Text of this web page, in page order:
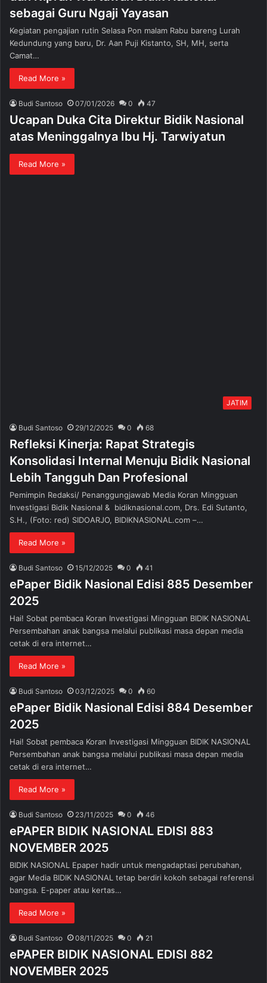
sebagai Guru Ngaji Yayasan
Kegiatan pengajian rutin Selasa Pon malam Rabu bareng Lurah
Kedundung yang baru, Dr. Aan Puji Kistanto, SH, MH, serta
Camat…
Read More »
Budi Santoso 07/01/2026 0 47
Ucapan Duka Cita Direktur Bidik Nasional
atas Meninggalnya Ibu Hj. Tarwiyatun
Read More »
JATIM
Budi Santoso 29/12/2025 0 68
Refleksi Kinerja: Rapat Strategis
Konsolidasi Internal Menuju Bidik Nasional
Lebih Tangguh Dan Profesional
Pemimpin Redaksi/ Penanggungjawab Media Koran Mingguan
Investigasi Bidik Nasional & bidiknasional.com, Drs. Edi Sutanto,
S.H., (Foto: red) SIDOARJO, BIDIKNASIONAL.com –…
Read More »
Budi Santoso 15/12/2025 0 41
ePaper Bidik Nasional Edisi 885 Desember
2025
Hai! Sobat pembaca Koran Investigasi Mingguan BIDIK NASIONAL
Persembahan anak bangsa melalui publikasi masa depan media
cetak di era internet…
Read More »
Budi Santoso 03/12/2025 0 60
ePaper Bidik Nasional Edisi 884 Desember
2025
Hai! Sobat pembaca Koran Investigasi Mingguan BIDIK NASIONAL
Persembahan anak bangsa melalui publikasi masa depan media
cetak di era internet…
Read More »
Budi Santoso 23/11/2025 0 46
ePAPER BIDIK NASIONAL EDISI 883
NOVEMBER 2025
BIDIK NASIONAL Epaper hadir untuk mengadaptasi perubahan,
agar Media BIDIK NASIONAL tetap berdiri kokoh sebagai referensi
bangsa. E-paper atau kertas…
Read More »
Budi Santoso 08/11/2025 0 21
ePAPER BIDIK NASIONAL EDISI 882
NOVEMBER 2025